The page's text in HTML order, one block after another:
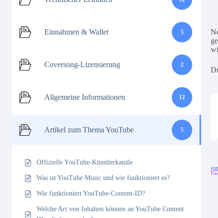
Einnahmen & Wallet 5
Coversong-Lizensierung 2
Allgemeine Informationen 12
Artikel zum Thema YouTube 5
Offizielle YouTube-Künstlerkanäle
Was ist YouTube Music und wie funktioniert es?
Wie funktioniert YouTube-Content-ID?
Welche Art von Inhalten können an YouTube Content